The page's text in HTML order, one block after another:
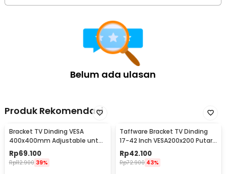
Belum ada ulasan
Produk Rekomendasi
Bracket TV Dinding VESA
400x400mm Adjustable untuk
TV LED 26-63 Inch - KT02
Rp69.100
Rp112.900 39%
Taffware Bracket TV Dinding
17-42 Inch VESA200x200 Putar
90 Tilt 15 - X-200
Rp42.100
Rp72.900 43%